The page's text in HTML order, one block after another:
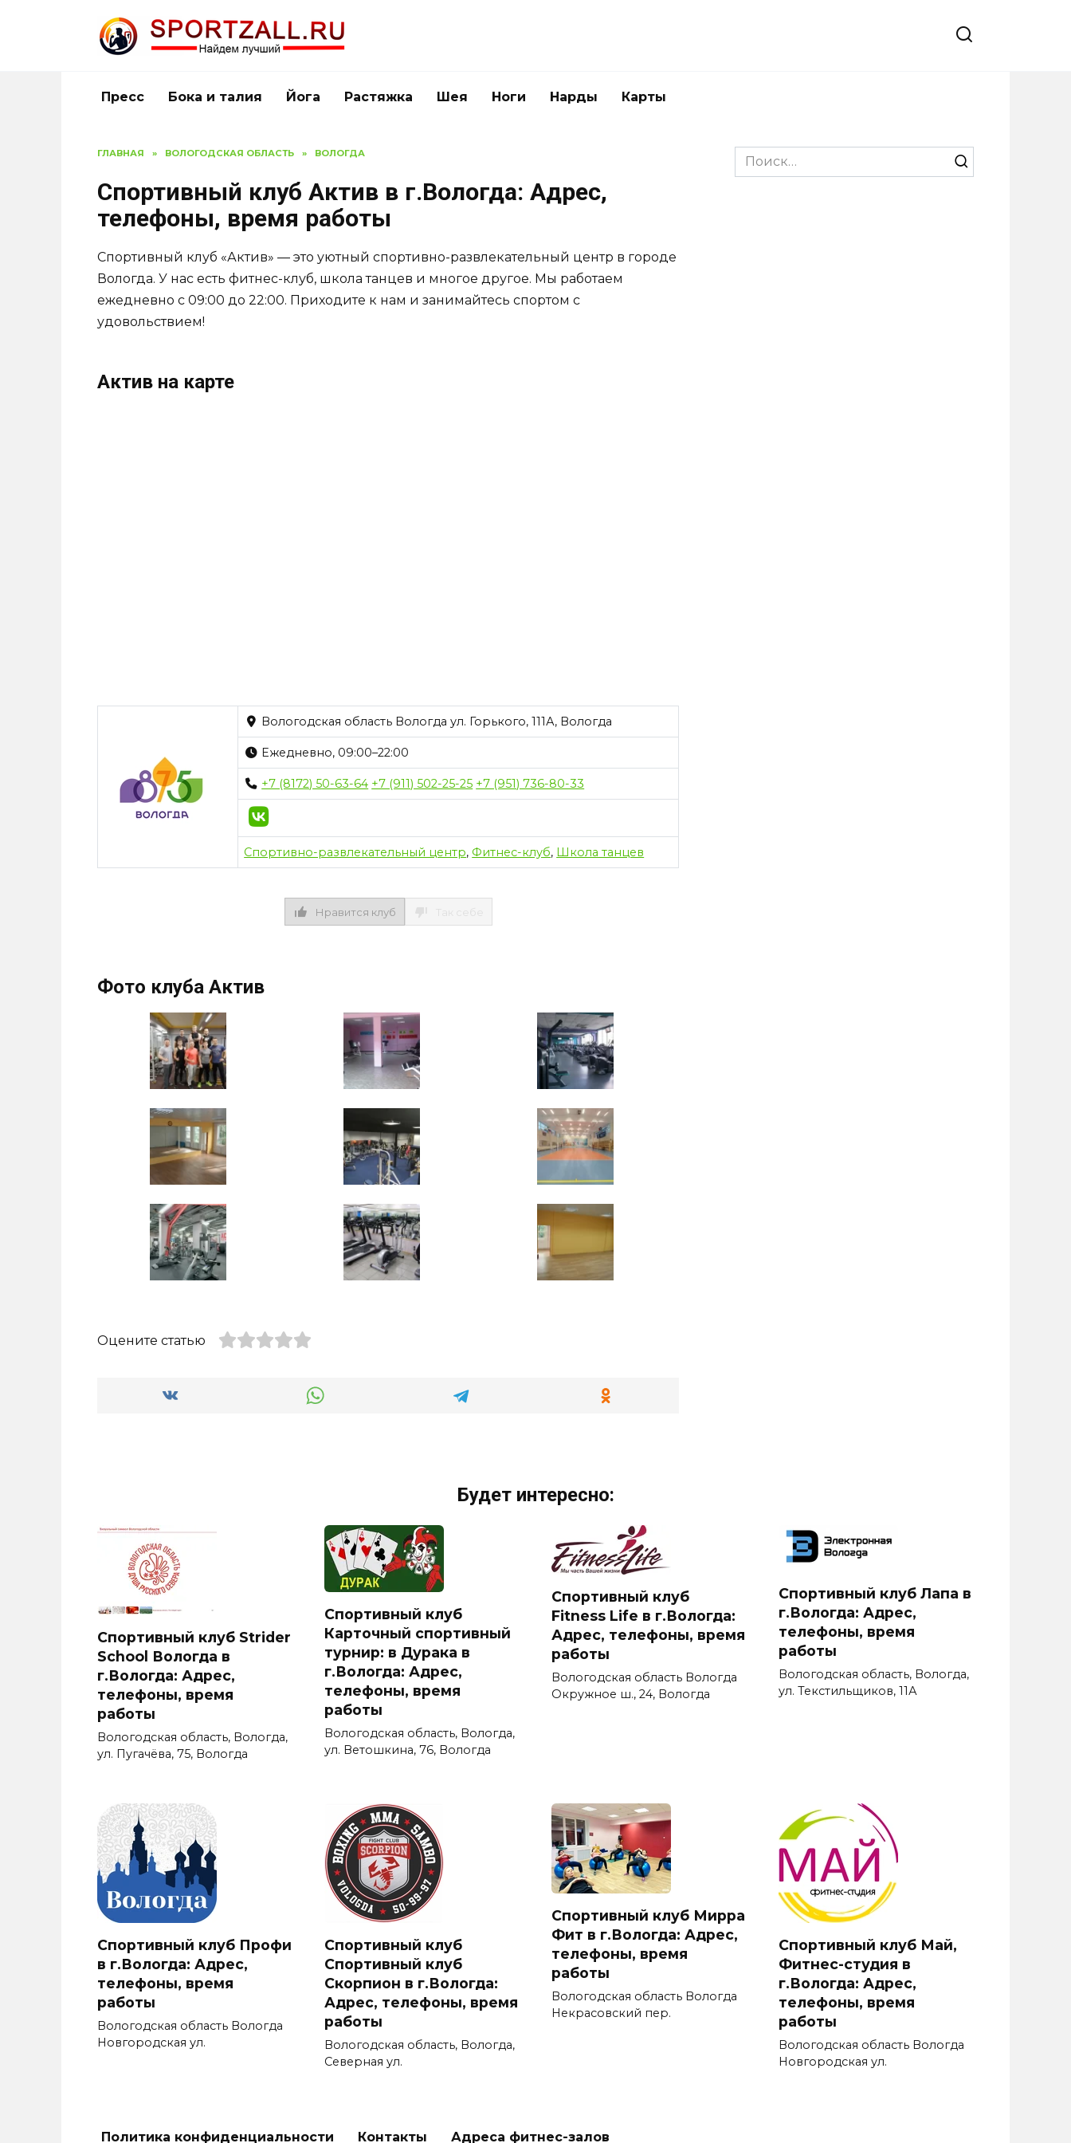
Пресс Бока и талия Йога Растяжка Шея Ноги Нарды Карты
ГЛАВНАЯ » ВОЛОГОДСКАЯ ОБЛАСТЬ » ВОЛОГДА
Спортивный клуб Актив в г.Вологда: Адрес,
телефоны, время работы
Спортивный клуб «Актив» — это уютный спортивно-развлекательный центр в городе
Вологда. У нас есть фитнес-клуб, школа танцев и многое другое. Мы работаем
ежедневно с 09:00 до 22:00. Приходите к нам и занимайтесь спортом с
удовольствием!
Актив на карте
Вологодская область Вологда ул. Горького, 111А, Вологда
Ежедневно, 09:00–22:00
+7 (8172) 50-63-64 +7 (911) 502-25-25 +7 (951) 736-80-33
Спортивно-развлекательный центр, Фитнес-клуб, Школа танцев
Нравится клуб
Фото клуба Актив
Оцените статью
Search
for:
Будет интересно:
Спортивный клуб Strider
School Вологда в
г.Вологда: Адрес,
телефоны, время
работы
Вологодская область, Вологда,
ул. Пугачёва, 75, Вологда
Спортивный клуб
Карточный спортивный
турнир: в Дурака в
г.Вологда: Адрес,
телефоны, время
работы
Вологодская область, Вологда,
ул. Ветошкина, 76, Вологда
Спортивный клуб
Fitness Life в г.Вологда:
Адрес, телефоны, время
работы
Вологодская область Вологда
Окружное ш., 24, Вологда
Спортивный клуб Лапа в
г.Вологда: Адрес,
телефоны, время
работы
Вологодская область, Вологда,
ул. Текстильщиков, 11А
Спортивный клуб Профи
в г.Вологда: Адрес,
телефоны, время
работы
Вологодская область Вологда
Новгородская ул.
Спортивный клуб
Спортивный клуб
Скорпион в г.Вологда:
Адрес, телефоны, время
работы
Вологодская область, Вологда,
Северная ул.
Спортивный клуб Мирра
Фит в г.Вологда: Адрес,
телефоны, время
работы
Вологодская область Вологда
Некрасовский пер.
Спортивный клуб Май,
Фитнес-студия в
г.Вологда: Адрес,
телефоны, время
работы
Вологодская область Вологда
Новгородская ул.
Политика конфиденциальности Контакты Адреса фитнес-залов